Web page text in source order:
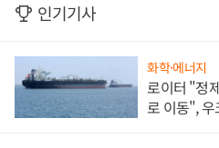
인기기사
화학·에너지
로이터 "정
로 이동", 우